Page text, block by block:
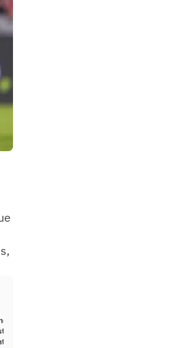
de Vitor Reis supera valores
pelo Palmeiras em
na janela